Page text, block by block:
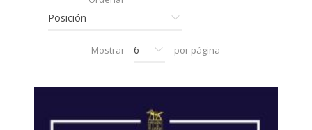
Mostrar por página